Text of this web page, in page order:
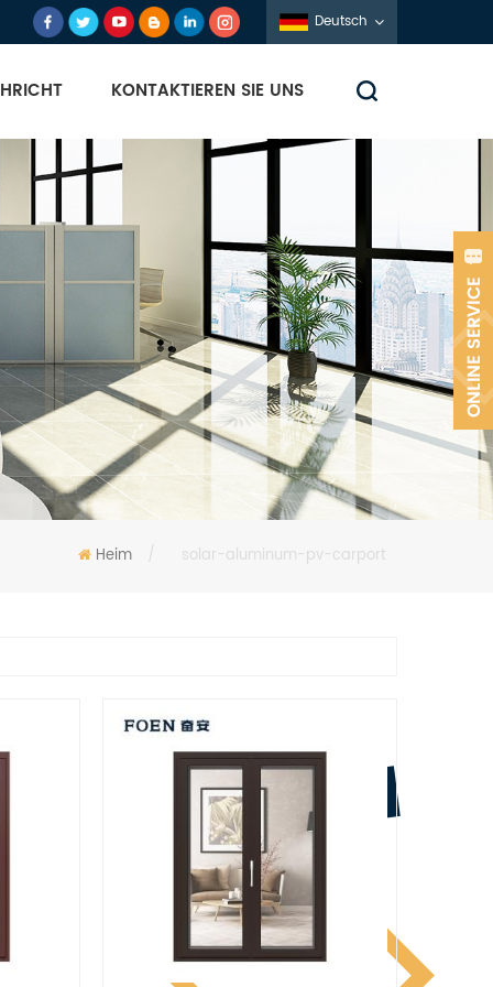
Deutsch
KONTAKTIEREN SIE UNS
Heim / solar-aluminum-pv-carport